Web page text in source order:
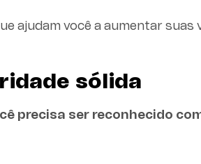
ajudam você a aumentar suas
sólida
precisa ser reconhecido